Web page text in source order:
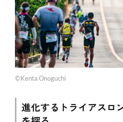
©Kenta Onoguchi
進化するトライアスロ